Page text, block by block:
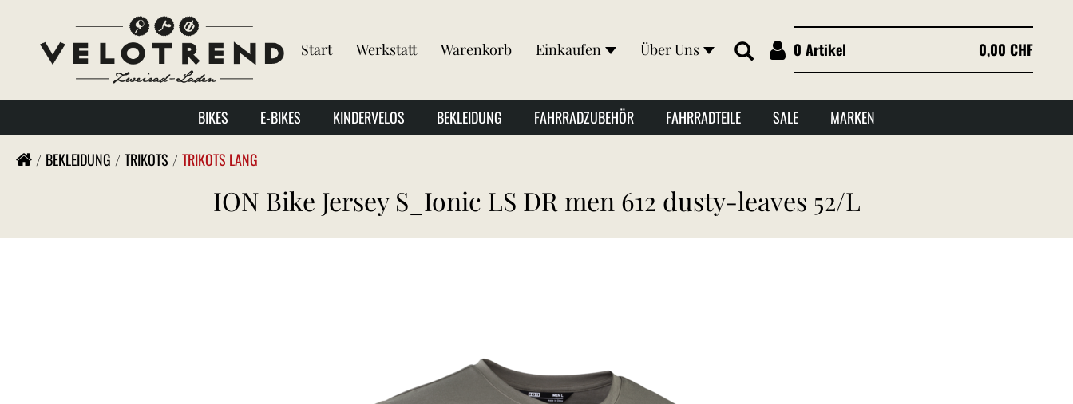
Start Werkstatt Warenkorb Einkaufen Über Uns 0 Artikel 0,00 CHF
BIKES E-BIKES KINDERVELOS BEKLEIDUNG FAHRRADZUBEHÖR FAHRRADTEILE SALE MARKEN
BEKLEIDUNG TRIKOTS TRIKOTS LANG
ION Bike Jersey S_Ionic LS DR men 612 dusty-leaves 52/L